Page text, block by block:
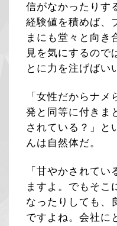
信がなかったりす
経験値を積めば、
まにも堂々と向き
見を気にするので
とに力を注げばい
「女性だからナ
発と同等に付きま
されている？」と
んは自然体だ。
「甘やかされてい
ますよ。でもそこ
なったりしても、
ですよね。会社に